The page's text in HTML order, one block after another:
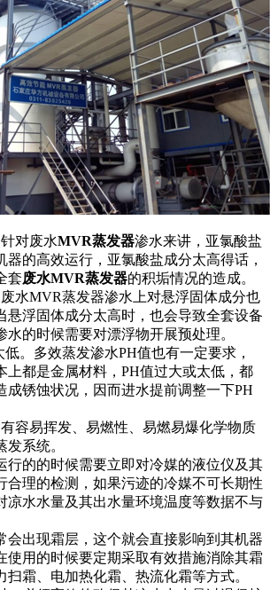
对废水MVR蒸发器渗水来讲，亚氯酸盐
器的高效运行，亚氯酸盐成分太高得话，
套废水MVR蒸发器的积垢情况的造成。
水MVR蒸发器渗水上对悬浮固体成分也
悬浮固体成分太高时，也会导致全套设备
水的时候需要对漂浮物开展预处理。
。多效蒸发渗水PH值也有一定要求，
上都是金属材料，PH值过大或太低，都
成锈蚀状况，因而进水提前调整一下PH
容易挥发、易燃性、易燃易爆化学物质
系统。
行的的时候需要立即对冷媒的液位仪及其
合理的检测，如果污迹的冷媒不可长期性
凉水水量及其出水量环境温度等数据不与
会出现霜层，这个就会直接影响到其机器
使用的时候要定期采取有效措施消除其霜
扫霜、电加热化霜、热流化霜等方式。